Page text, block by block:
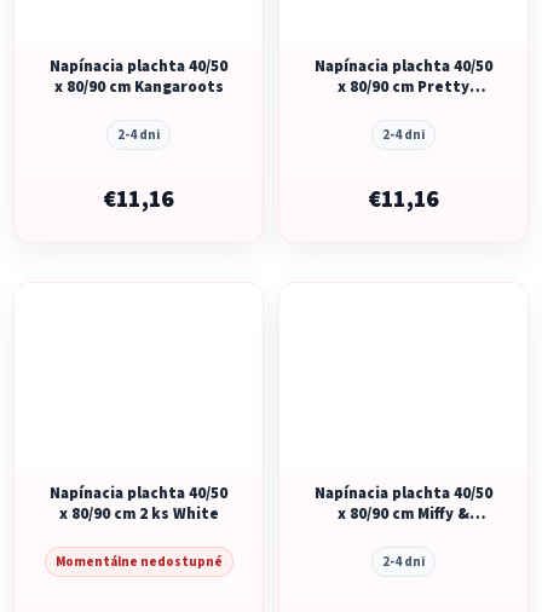
Napínacia plachta 40/50
x 80/90 cm Kangaroots
2-4 dni
€11,16
Napínacia plachta 40/50
x 80/90 cm Pretty
2-4 dni
€11,16
Napínacia plachta 40/50
x 80/90 cm 2 ks White
Momentálne nedostupné
Napínacia plachta 40/50
x 80/90 cm Miffy &
2-4 dni